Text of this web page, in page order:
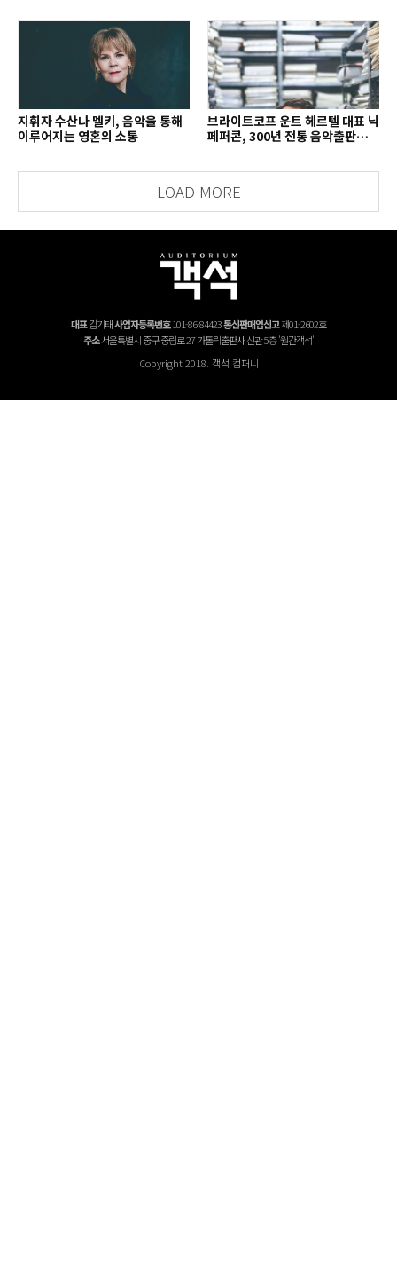
지휘자 수산나 멜키, 음악을 통해
이루어지는 영혼의 소통
브라이트코프 운트 헤르텔 대표 닉
페퍼콘, 300년 전통 음악출판사의
LOAD MORE
대표김기태사업자등록번호101-86-84423통신판매업신고제01-2602호
주소서울특별시 중구 중림로 27 가톨릭출판사 신관 5층 '월간객석'
Copyright 2018. 객석 컴퍼니